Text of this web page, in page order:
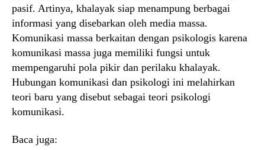
pasif. Artinya, khalayak siap menampung berbagai
informasi yang disebarkan oleh media massa.
Komunikasi massa berkaitan dengan psikologis karena
komunikasi massa juga memiliki fungsi untuk
mempengaruhi pola pikir dan perilaku khalayak.
Hubungan komunikasi dan psikologi ini melahirkan
teori baru yang disebut sebagai teori psikologi
komunikasi.
Baca juga: